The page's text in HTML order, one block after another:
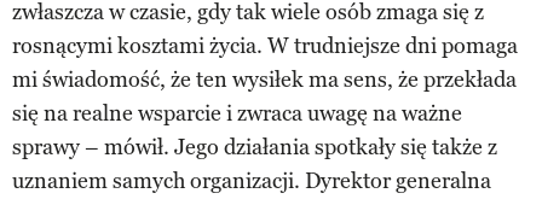
zwłaszcza w czasie, gdy tak wiele osób zmaga się z
rosnącymi kosztami życia. W trudniejsze dni pomaga
mi świadomość, że ten wysiłek ma sens, że przekłada
się na realne wsparcie i zwraca uwagę na ważne
sprawy – mówił. Jego działania spotkały się także z
uznaniem samych organizacji. Dyrektor generalna